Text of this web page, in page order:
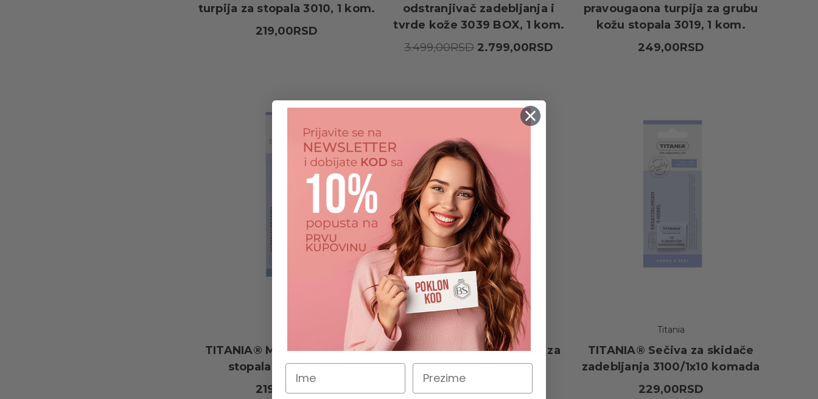
turpija za stopala 3010, 1 kom.
219,00RSD
odstranjivač zadebljanja i
tvrde kože 3039 BOX, 1 kom.
3.499,00RSD 2.799,00RSD
pravougaona turpija za grubu
kožu stopala 3019, 1 kom.
249,00RSD
TITANIA® Metalno rende za
stopala 3012, 1 kom.
219,00RSD
Titania
TITANIA® Metalno rende za
stopala 3014, 1 kom.
Titania
TITANIA® Sečiva za skidače
zadebljanja 3100/1x10 komada
229,00RSD